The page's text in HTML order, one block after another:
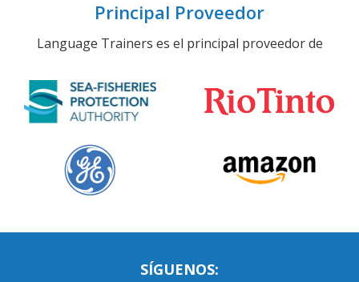
Principal Proveedor
Language Trainers es el principal proveedor de
SÍGUENOS: